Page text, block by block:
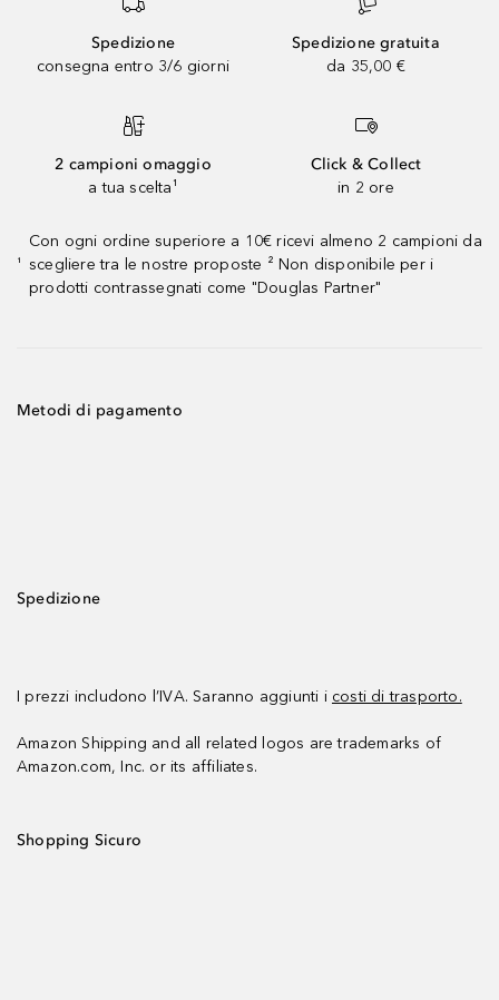
Spedizione
consegna entro 3/6 giorni
Spedizione gratuita
da 35,00 €
2 campioni omaggio
a tua scelta¹
Click & Collect
in 2 ore
¹
Con ogni ordine superiore a 10€ ricevi almeno 2 campioni da
scegliere tra le nostre proposte ² Non disponibile per i
prodotti contrassegnati come "Douglas Partner"
Metodi di pagamento
Spedizione
I prezzi includono l’IVA. Saranno aggiunti i costi di trasporto.
Amazon Shipping and all related logos are trademarks of
Amazon.com, Inc. or its affiliates.
Shopping Sicuro